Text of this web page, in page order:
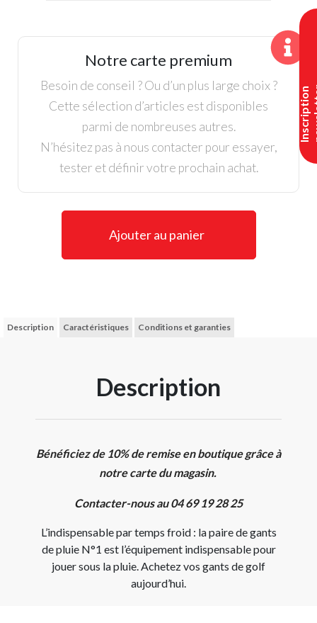
I
n
s
c
r
i
p
t
i
o
n
n
e
w
s
l
e
t
t
e
Dame
-
Footjoy
Notre carte premium
Besoin de conseil ? Ou d’un plus large choix ?
Cette sélection d’articles est disponibles
parmi de nombreuses autres.
N’hésitez pas à nous contacter pour essayer,
tester et définir votre prochain achat.
Ajouter au panier
Description Caractéristiques Conditions et garanties
Description
Bénéficiez de 10% de remise en boutique grâce à
notre carte du magasin.
Contacter-nous au 04 69 19 28 25
L’indispensable par temps froid : la paire de gants
de pluie N°1 est l’équipement indispensable pour
jouer sous la pluie. Achetez vos gants de golf
aujourd’hui.